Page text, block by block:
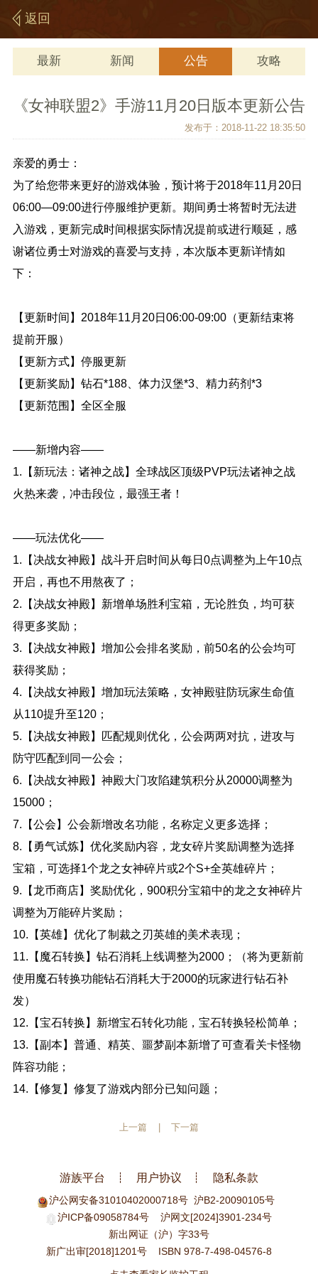
返回
最新 新闻 公告 攻略
《女神联盟2》手游11月20日版本更新公告
发布于：2018-11-22 18:35:50
亲爱的勇士：
为了给您带来更好的游戏体验，预计将于2018年11月20日
06:00—09:00进行停服维护更新。期间勇士将暂时无法进
入游戏，更新完成时间根据实际情况提前或进行顺延，感
谢诸位勇士对游戏的喜爱与支持，本次版本更新详情如
下：
【更新时间】2018年11月20日06:00-09:00（更新结束将
提前开服）
【更新方式】停服更新
【更新奖励】钻石*188、体力汉堡*3、精力药剂*3
【更新范围】全区全服
——新增内容——
1.【新玩法：诸神之战】全球战区顶级PVP玩法诸神之战
火热来袭，冲击段位，最强王者！
——玩法优化——
1.【决战女神殿】战斗开启时间从每日0点调整为上午10点
开启，再也不用熬夜了；
2.【决战女神殿】新增单场胜利宝箱，无论胜负，均可获
得更多奖励；
3.【决战女神殿】增加公会排名奖励，前50名的公会均可
获得奖励；
4.【决战女神殿】增加玩法策略，女神殿驻防玩家生命值
从110提升至120；
5.【决战女神殿】匹配规则优化，公会两两对抗，进攻与
防守匹配到同一公会；
6.【决战女神殿】神殿大门攻陷建筑积分从20000调整为
15000；
7.【公会】公会新增改名功能，名称定义更多选择；
8.【勇气试炼】优化奖励内容，龙女碎片奖励调整为选择
宝箱，可选择1个龙之女神碎片或2个S+全英雄碎片；
9.【龙币商店】奖励优化，900积分宝箱中的龙之女神碎片
调整为万能碎片奖励；
10.【英雄】优化了制裁之刃英雄的美术表现；
11.【魔石转换】钻石消耗上线调整为2000；（将为更新前
使用魔石转换功能钻石消耗大于2000的玩家进行钻石补
发）
12.【宝石转换】新增宝石转化功能，宝石转换轻松简单；
13.【副本】普通、精英、噩梦副本新增了可查看关卡怪物
阵容功能；
14.【修复】修复了游戏内部分已知问题；
上一篇 下一篇
游族平台 用户协议 隐私条款
沪公网安备31010402000718号 沪B2-20090105号
沪ICP备09058784号
沪网文[2024]3901-234号
新出网证（沪）字33号
新广出审[2018]1201号
ISBN 978-7-498-04576-8